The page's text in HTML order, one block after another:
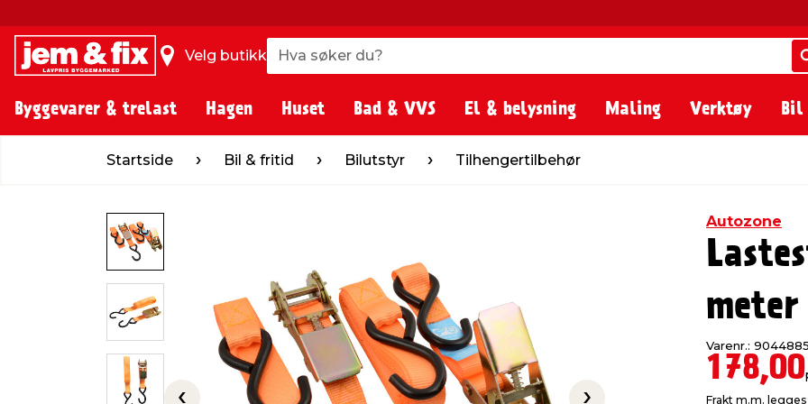
Velg butikk Hva søker du?
Hva søker du?
Byggevarer & trelast Hagen Huset Bad & VVS El & belysning Maling Verktøy
Bil & fritid Bilutstyr Tilhengertilbehør
Startside Bil & fritid Bilutstyr Tilhengertilbehør
Autozone
Varenr.: 9044885
178,00
Frakt m.m. legges